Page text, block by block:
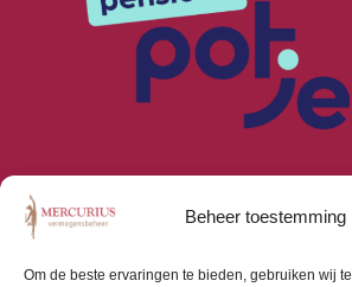
Beheer toestemming
Om de beste ervaringen te bieden, gebruiken wij